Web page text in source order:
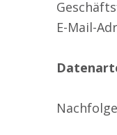
E-Mail-